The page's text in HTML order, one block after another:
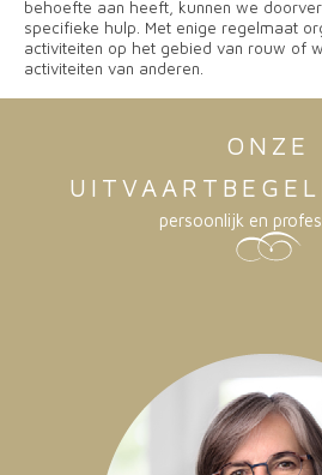
behoefte aan heeft, kunnen we
specifieke hulp. Met enige regelmaat
activiteiten op het gebied van rouw of
activiteiten van anderen.
ONZE
persoonlijk en